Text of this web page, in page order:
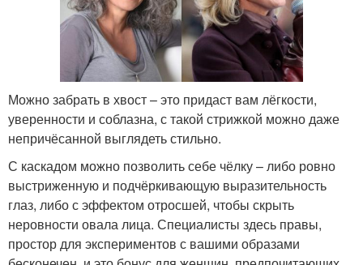
Можно забрать в хвост – это придаст вам лёгкости,
уверенности и соблазна, с такой стрижкой можно даже
непричёсанной выглядеть стильно.
С каскадом можно позволить себе чёлку – либо ровно
выстриженную и подчёркивающую выразительность
глаз, либо с эффектом отросшей, чтобы скрыть
неровности овала лица. Специалисты здесь правы,
простор для экспериментов с вашими образами